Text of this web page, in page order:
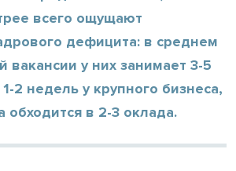
всего ощущают
дефицита: в среднем
вакансии у них занимает 3-5
2 недель у крупного бизнеса,
обходится в 2-3 оклада.